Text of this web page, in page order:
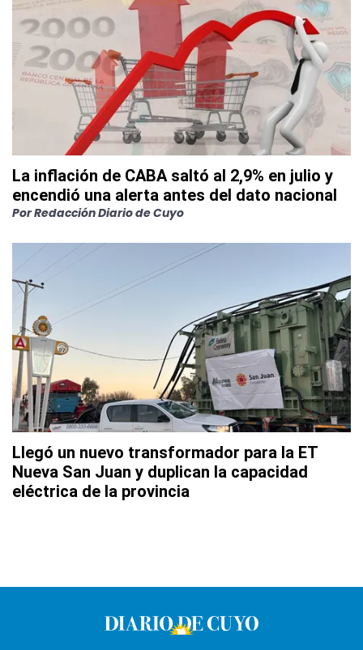
La inflación de CABA saltó al 2,9% en julio y
encendió una alerta antes del dato nacional
PorRedacción Diario de Cuyo
Llegó un nuevo transformador para la ET
Nueva San Juan y duplican la capacidad
eléctrica de la provincia